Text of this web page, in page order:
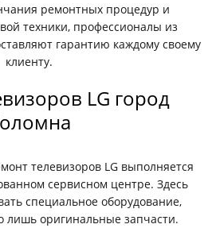
ремонтных процедур и
техники, профессионалы из
гарантию каждому своему
клиенту.
LG город
телевизоров LG выполняется
сервисном центре. Здесь
специальное оборудование,
лишь оригинальные запчасти.